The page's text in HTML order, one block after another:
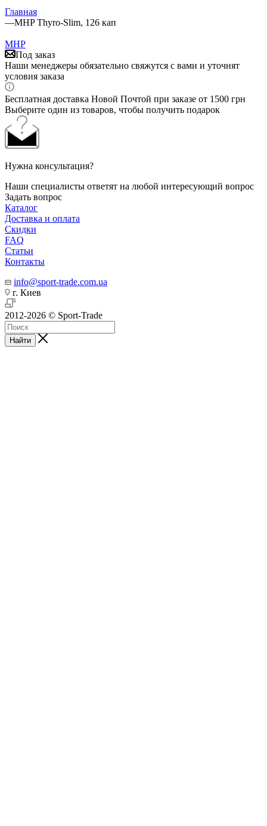
Главная
—MHP Thyro-Slim, 126 кап
MHP
Под заказ
Наши менеджеры обязательно свяжутся с вами и уточнят
условия заказа
Бесплатная доставка Новой Почтой при заказе от 1500 грн
Выберите один из товаров, чтобы получить подарок
Нужна консультация?
Наши специалисты ответят на любой интересующий вопрос
Задать вопрос
Каталог
Доставка и оплата
Скидки
FAQ
Статьи
Контакты
info@sport-trade.com.ua
г. Киев
2012-2026 © Sport-Trade
Найти